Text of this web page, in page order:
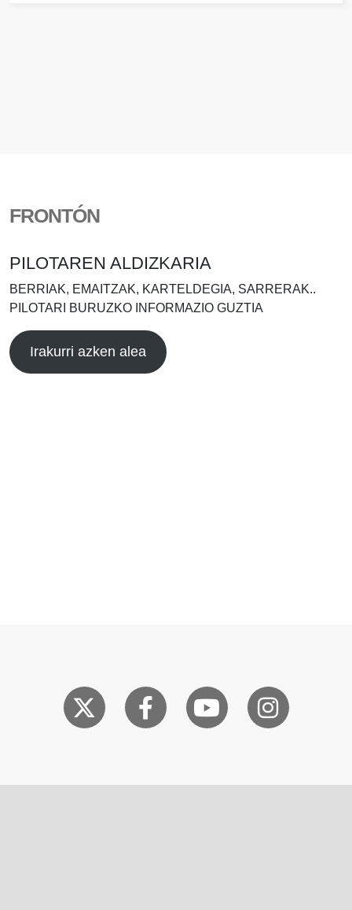
FRONTÓN
PILOTAREN ALDIZKARIA
BERRIAK, EMAITZAK, KARTELDEGIA, SARRERAK..
PILOTARI BURUZKO INFORMAZIO GUZTIA
Irakurri azken alea